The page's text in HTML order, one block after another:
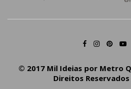
© 2017 Mil Ideias por Metro
Direitos Reservados